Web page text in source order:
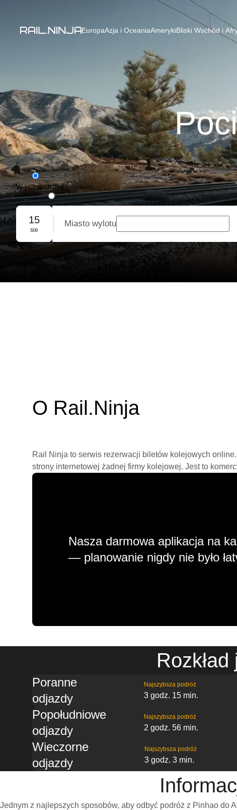
EuropaAzja i OceaniaAmerykiBliski Wschód i
W jedną stronę
Podróż w obie strony
Rezerwacja grupowa
15
sie
Miasto wylotu
O Rail.Ninja
Rail Ninja to serwis rezerwacji biletów kolejowych
strony internetowej żadnej firmy kolejowej. Jest to
Nasza darmowa aplikacja na
— planowanie nigdy nie było
Poranne
odjazdy
Najszybsza podróż
3 godz. 15 min.
Popołudniowe
odjazdy
Najszybsza podróż
2 godz. 56 min.
Wieczorne
odjazdy
Najszybsza podróż
3 godz. 3 min.
Jednym z najlepszych sposobów, aby odbyć podróż z Pinhao do